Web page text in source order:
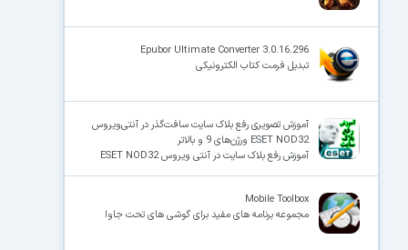
Epubor Ultimate Converter 3.0.16.296
تبدیل فرمت کتاب الکترونیکی
آموزش تصویری رفع بلاک سایت سافت‌گذر در آنتی‌ویروس
ESET NOD32 ورژن‌های 9 و بالاتر
آموزش رفع بلاک سایت در آنتی ویروس ESET NOD32
Mobile Toolbox
مجموعه برنامه های مفید برای گوشی های تحت جاوا